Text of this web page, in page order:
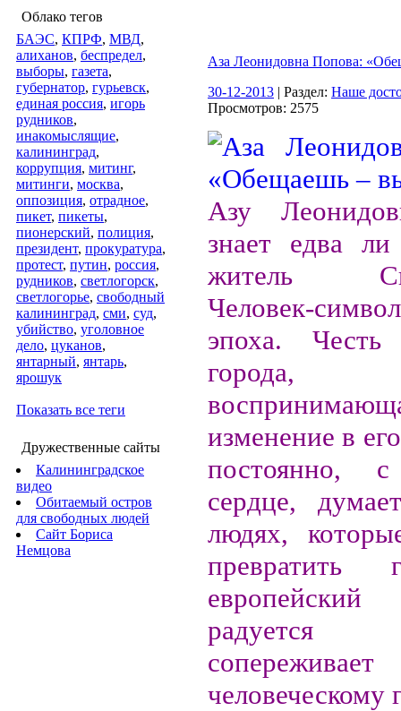
Облако тегов
БАЭС, КПРФ, МВД,
алиханов, беспредел,
выборы, газета,
губернатор, гурьевск,
единая россия, игорь
рудников,
инакомыслящие,
калининград,
коррупция, митинг,
митинги, москва,
оппозиция, отрадное,
пикет, пикеты,
пионерский, полиция,
президент, прокуратура,
протест, путин, россия,
рудников, светлогорск,
светлогорье, свободный
калининград, сми, суд,
убийство, уголовное
дело, цуканов,
янтарный, янтарь,
ярошук
Показать все теги
Дружественные сайты
Калининградское
видео
Обитаемый остров
для свободных людей
Сайт Бориса
Немцова
Аза Леонидовна Попова:
30-12-2013 | Раздел: Наше
Просмотров: 2575
Азу
знает едва
житель
Человек-
эпоха.
изменение в
постоянно,
сердце,
людях,
превратить
радуется
сопереживает
человеческому